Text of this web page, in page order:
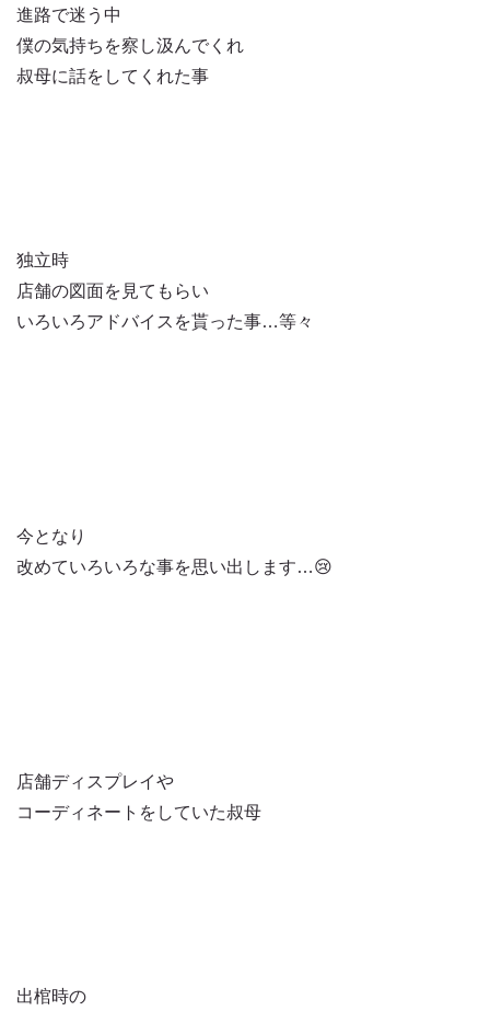
進路で迷う中
僕の気持ちを察し汲んでくれ
叔母に話をしてくれた事
独立時
店舗の図面を見てもらい
いろいろアドバイスを貰った事…等々
今となり
改めていろいろな事を思い出します…😢
店舗ディスプレイや
コーディネートをしていた叔母
出棺時の